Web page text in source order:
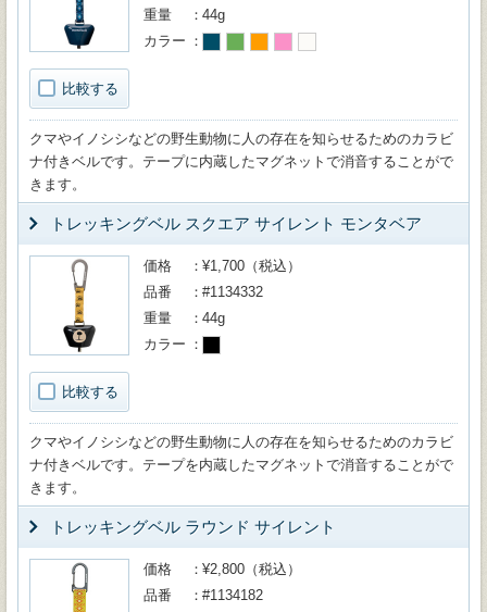
比較する
重量
44g
カラー
クマやイノシシなどの野生動物に人の存在を知らせるためのカラビ
ナ付きベルです。テープに内蔵したマグネットで消音することがで
きます。
トレッキングベル スクエア サイレント モンタベア
比較する
価格
¥1,700（税込）
品番
#1134332
重量
44g
カラー
クマやイノシシなどの野生動物に人の存在を知らせるためのカラビ
ナ付きベルです。テープを内蔵したマグネットで消音することがで
きます。
トレッキングベル ラウンド サイレント
価格
¥2,800（税込）
品番
#1134182